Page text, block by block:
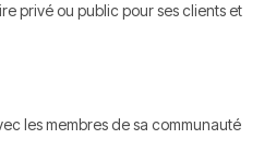
privé ou public pour ses clients et
les membres de sa communauté